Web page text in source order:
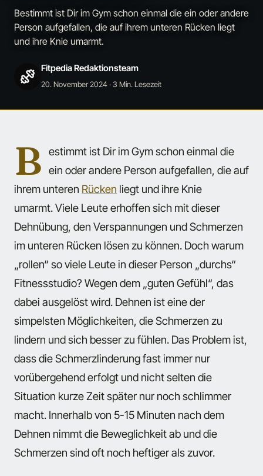
Bestimmt ist Dir im Gym schon einmal die ein oder andere
Person aufgefallen, die auf ihrem unteren Rücken liegt
und ihre Knie umarmt.
Fitpedia Redaktionsteam
20. November 2024· 3 Min. Lesezeit
B estimmt ist Dir im Gym schon einmal die
ein oder andere Person aufgefallen, die auf
ihrem unteren Rücken liegt und ihre Knie
umarmt. Viele Leute erhoffen sich mit dieser
Dehnübung, den Verspannungen und Schmerzen
im unteren Rücken lösen zu können. Doch warum
„rollen“ so viele Leute in dieser Person „durchs“
Fitnessstudio? Wegen dem „guten Gefühl“, das
dabei ausgelöst wird. Dehnen ist eine der
simpelsten Möglichkeiten, die Schmerzen zu
lindern und sich besser zu fühlen. Das Problem ist,
dass die Schmerzlinderung fast immer nur
vorübergehend erfolgt und nicht selten die
Situation kurze Zeit später nur noch schlimmer
macht. Innerhalb von 5-15 Minuten nach dem
Dehnen nimmt die Beweglichkeit ab und die
Schmerzen sind oft noch heftiger als zuvor.